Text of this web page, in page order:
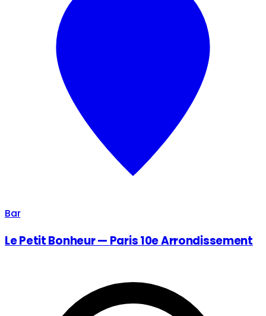
Bar
Le Petit Bonheur — Paris 10e Arrondissement